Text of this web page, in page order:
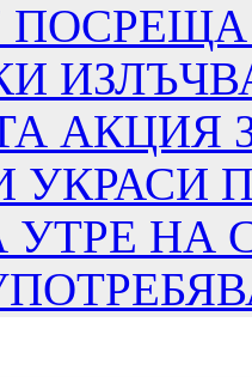
АКЦИЯ
УКРАСИ
УТРЕ НА